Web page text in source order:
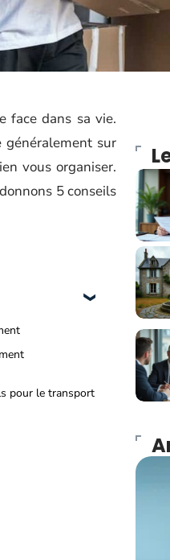
face dans sa vie.
généralement sur
vous organiser.
5 conseils
pour le transport